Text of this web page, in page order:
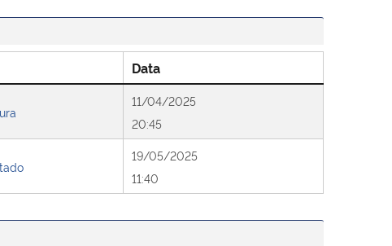
Data
11/04/2025
20:45
19/05/2025
11:40